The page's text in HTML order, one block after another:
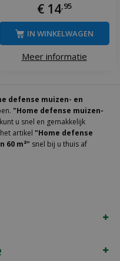
€ 14,95
Meer informatie
IN WINKELWAGEN
defense muizen- en
"Home defense muizen-
kunt u snel en gemakkelijk
artikel "Home defense
60 m²" snel bij u thuis af